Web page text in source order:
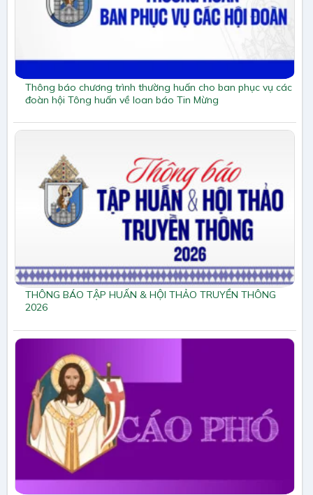
Thông báo chương trình thường huấn cho ban phục vụ các
đoàn hội Tông huấn về loan báo Tin Mừng
THÔNG BÁO TẬP HUẤN & HỘI THẢO TRUYỀN THÔNG
2026